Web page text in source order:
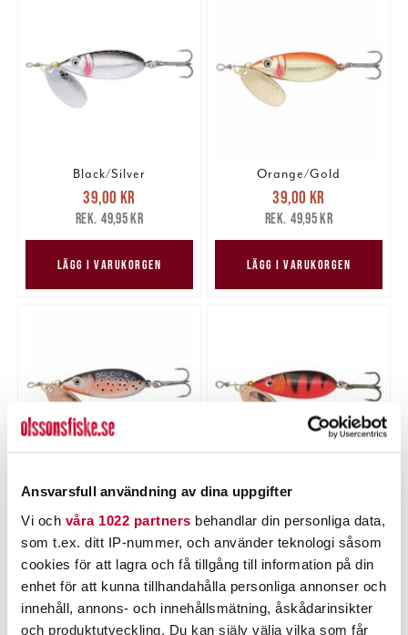
Ansvarsfull användning av dina uppgifter
Vi och våra 1022 partners behandlar din personliga data,
som t.ex. ditt IP-nummer, och använder teknologi såsom
cookies för att lagra och få tillgång till information på din
enhet för att kunna tillhandahålla personliga annonser och
innehåll, annons- och innehållsmätning, åskådarinsikter
och produktutveckling. Du kan själv välja vilka som får
Black/Silver
Nuvarande pris
39,00 krTidigare pris
49,95 kr
39,00 kr
49,95 kr
LÄGG I VARUKORGEN
Orange/Gold
Nuvarande pris
39,00 krTidigare pris
49,95 kr
39,00 kr
49,95 kr
LÄGG I VARUKORGEN
Brown Trout
39,00 kr Tidigare pris:
49,95 kr
39,00 kr
49,95 kr
LÄGG I VARUKORGEN
Red Tiger
39,00 krTidigare pris:
49,95 kr
39,00 kr
49,95 kr
Tillfälligt slut